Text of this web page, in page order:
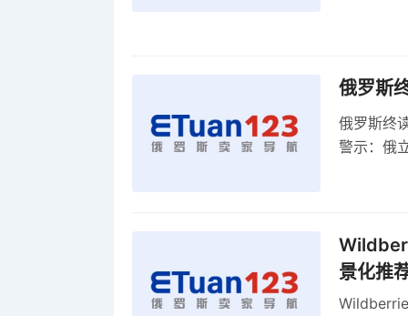
俄罗斯
俄罗斯终
警示：俄
景化推